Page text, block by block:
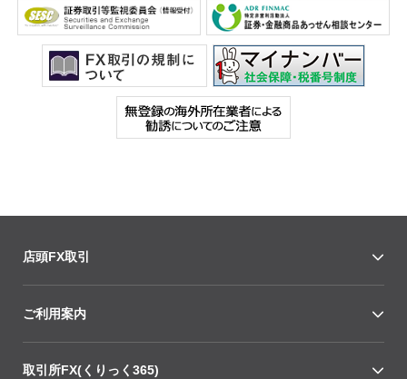
店頭FX取引
ご利用案内
取引所FX(くりっく365)